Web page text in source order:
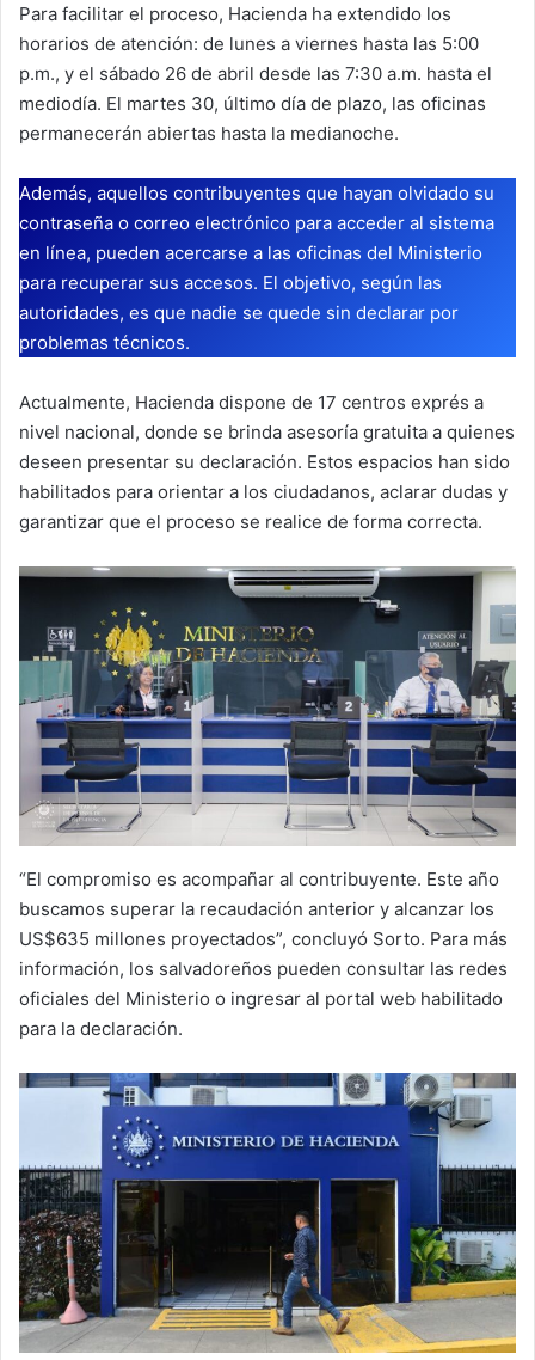
Para facilitar el proceso, Hacienda ha extendido los
horarios de atención: de lunes a viernes hasta las 5:00
p.m., y el sábado 26 de abril desde las 7:30 a.m. hasta el
mediodía. El martes 30, último día de plazo, las oficinas
permanecerán abiertas hasta la medianoche.
Además, aquellos contribuyentes que hayan olvidado su
contraseña o correo electrónico para acceder al sistema
en línea, pueden acercarse a las oficinas del Ministerio
para recuperar sus accesos. El objetivo, según las
autoridades, es que nadie se quede sin declarar por
problemas técnicos.
Actualmente, Hacienda dispone de 17 centros exprés a
nivel nacional, donde se brinda asesoría gratuita a quienes
deseen presentar su declaración. Estos espacios han sido
habilitados para orientar a los ciudadanos, aclarar dudas y
garantizar que el proceso se realice de forma correcta.
“El compromiso es acompañar al contribuyente. Este año
buscamos superar la recaudación anterior y alcanzar los
US$635 millones proyectados”, concluyó Sorto. Para más
información, los salvadoreños pueden consultar las redes
oficiales del Ministerio o ingresar al portal web habilitado
para la declaración.